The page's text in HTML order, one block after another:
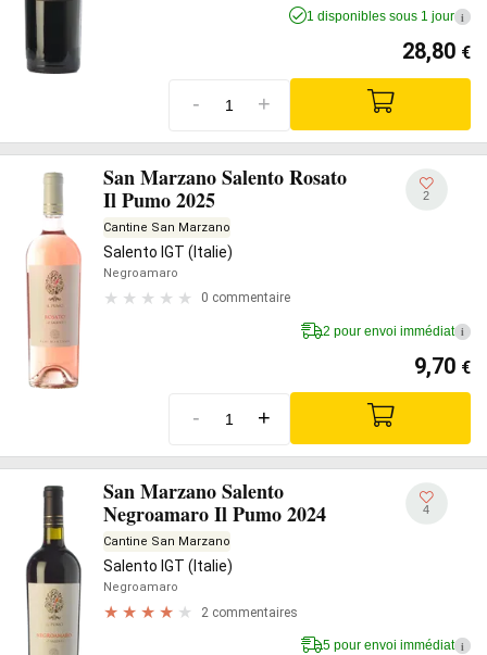
1 disponibles sous 1 jour i
28,80 €
- +
San Marzano Salento Rosato
Il Pumo 2025
Cantine San Marzano
Salento IGT (Italie)
Negroamaro
0 commentaire
2
2 pour envoi immédiat i
9,70 €
- +
San Marzano Salento
Negroamaro Il Pumo 2024
Cantine San Marzano
Salento IGT (Italie)
Negroamaro
2 commentaires
4
5 pour envoi immédiat i